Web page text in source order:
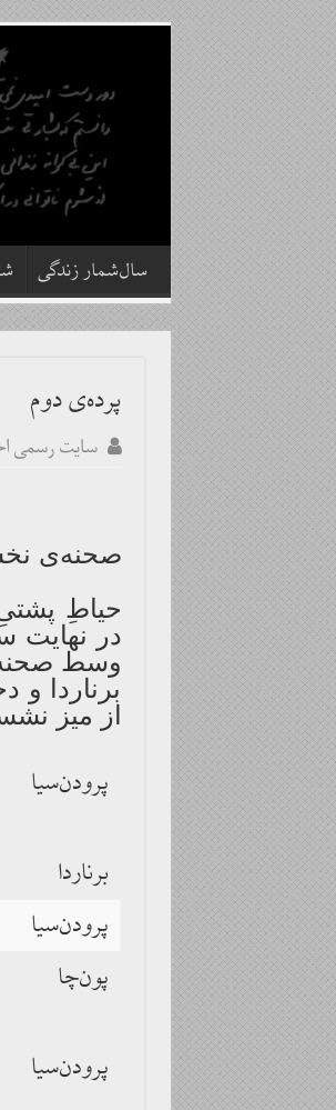
سال‌شمار زندگی
پرده‌ی دوم
سایت رسمی
صحنه‌ی
حیاطِ
در نهایت
وسط
برناردا
از میز
پرودن‌سیا
برناردا
پرودن‌سیا
پون‌چا
پرودن‌سیا